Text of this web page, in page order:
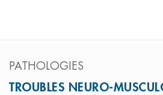
PATHOLOGIES
TROUBLES NEURO-